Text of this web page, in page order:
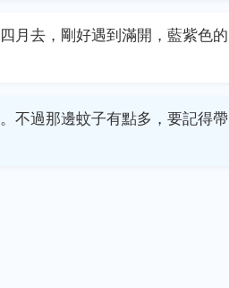
月去，剛好遇到滿開，藍紫色的
不過那邊蚊子有點多，要記得帶